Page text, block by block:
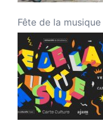
Fête de la